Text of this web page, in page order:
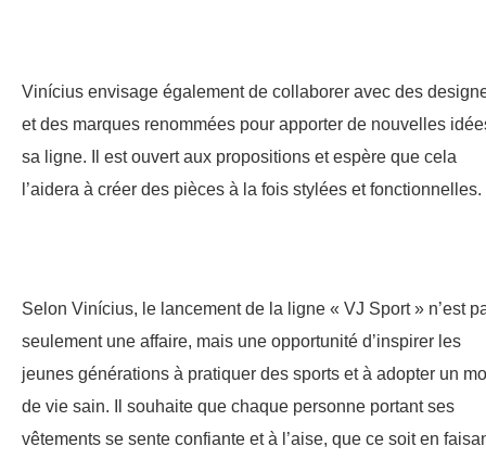
Vinícius envisage également de collaborer avec des
et des marques renommées pour apporter de nouvelles
sa ligne. Il est ouvert aux propositions et espère que cela
l’aidera à créer des pièces à la fois stylées et fonctionnelles.
Selon Vinícius, le lancement de la ligne « VJ Sport » n’est
seulement une affaire, mais une opportunité d’inspirer les
jeunes générations à pratiquer des sports et à adopter un
de vie sain. Il souhaite que chaque personne portant ses
vêtements se sente confiante et à l’aise, que ce soit en